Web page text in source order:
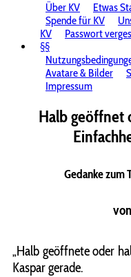
Über KV
Etwas
Spende für KV
KV
Passwort
§§
Avatare & Bilder
Impressum
Halb geöffnet
Gedanke zum
von
„Halb geöffnete oder
Kaspar gerade.